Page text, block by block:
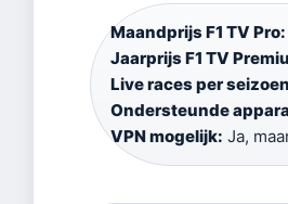
Maandprijs F1 TV Pro:
Jaarprijs F1 TV
Live races per
Ondersteunde
VPN mogelijk: Ja,